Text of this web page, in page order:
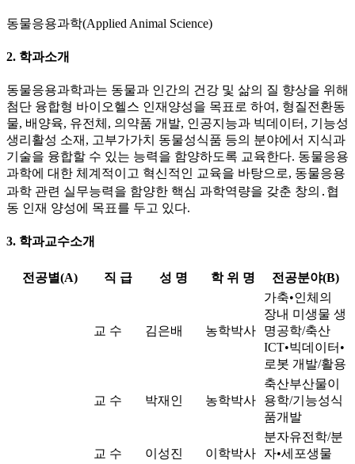
동물응용과학(Applied Animal Science)
2. 학과소개
동물응용과학과는 동물과 인간의 건강 및 삶의 질 향상을 위해
첨단 융합형 바이오헬스 인재양성을 목표로 하여, 형질전환동
물, 배양육, 유전체, 의약품 개발, 인공지능과 빅데이터, 기능성
생리활성 소재, 고부가가치 동물성식품 등의 분야에서 지식과
기술을 융합할 수 있는 능력을 함양하도록 교육한다. 동물응용
과학에 대한 체계적이고 혁신적인 교육을 바탕으로, 동물응용
과학 관련 실무능력을 함양한 핵심 과학역량을 갖춘 창의․협
동 인재 양성에 목표를 두고 있다.
3. 학과교수소개
전공별(A) 직 급 성 명 학 위 명 전공분야(B)
교 수 김은배 농학박사
가축•인체의
장내 미생물 생
명공학/축산
ICT•빅데이터•
로봇 개발/활용
교 수 박재인 농학박사
축산부산물이
용학/기능성식
품개발
교 수 이성진 이학박사
분자유전학/분
자•세포생물